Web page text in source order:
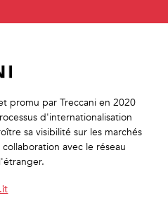
promu par Treccani en 2020
d'internationalisation
sa visibilité sur les marchés
avec le réseau